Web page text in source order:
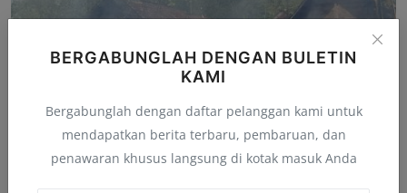
BERGABUNGLAH DENGAN BULETIN
KAMI
Bergabunglah dengan daftar pelanggan kami untuk
mendapatkan berita terbaru, pembaruan, dan
penawaran khusus langsung di kotak masuk Anda